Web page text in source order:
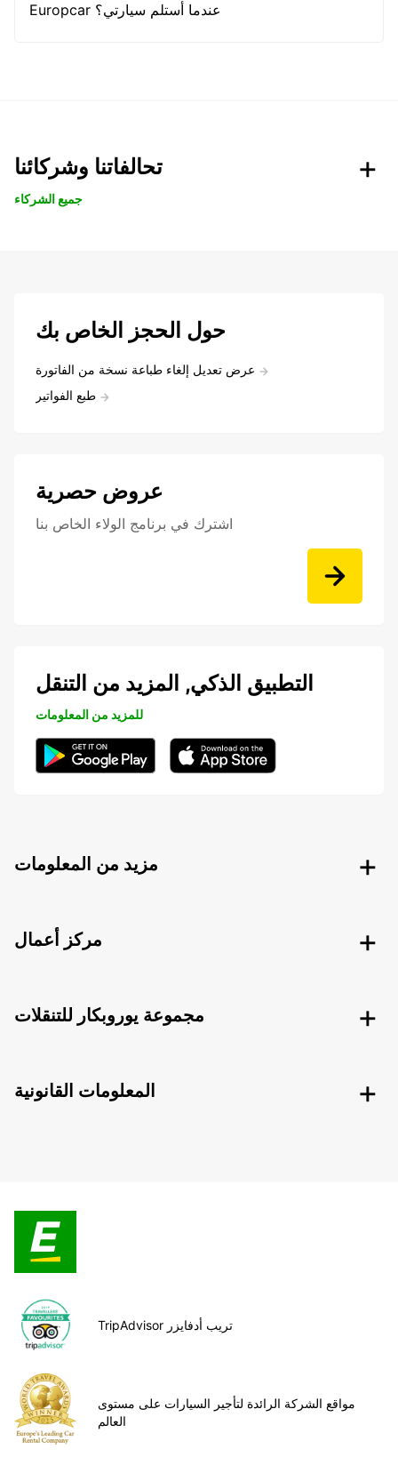
Europcar عندما أستلم سيارتي؟
تحالفاتنا وشركائنا
جميع الشركاء
حول الحجز الخاص بك
عرض تعديل إلغاء طباعة نسخة من الفاتورة
طبع الفواتير
عروض حصرية
اشترك في برنامج الولاء الخاص بنا
التطبيق الذكي, المزيد من التنقل
للمزيد من المعلومات
مزيد من المعلومات
مركز أعمال
مجموعة يوروبكار للتنقلات
المعلومات القانونية
TripAdvisor تريب أدفايزر
مواقع الشركة الرائدة لتأجير السيارات على مستوى
العالم